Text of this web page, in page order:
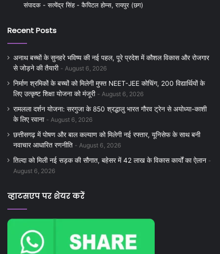
संपादक - सत्येंद्र सिंह - कैपिटल होम्स, रायपुर (छग)
Recent Posts
अनाथ बच्चों के सुनहरे भविष्य की नई पहल, पूरे प्रदेश में कौशल विकास और रोजगार
से जोड़ने की तैयारी
August 6, 2026
निर्माण श्रमिकों के बच्चों को मिलेगी मुफ्त NEET-JEE कोचिंग, 200 विद्यार्थियों के
लिए उत्कृष्ट शिक्षा योजना को मंजूरी
August 6, 2026
रामलला दर्शन योजना: सरगुजा के 850 श्रद्धालु भारत गौरव ट्रेन से अयोध्या-काशी
के लिए रवाना
August 6, 2026
छत्तीसगढ़ में पोषण और बाल कल्याण को मिलेगी नई रफ्तार, यूनिसेफ के साथ बनी
नवाचार आधारित रणनीति
August 6, 2026
तिल्दा को मिली नई सड़क की सौगात, बहेसर में 42 लाख के विकास कार्यों का ऐलान
August 6, 2026
व्हाटसएप पर शेयर करें